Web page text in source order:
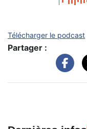
Télécharger le podcast
Partager :